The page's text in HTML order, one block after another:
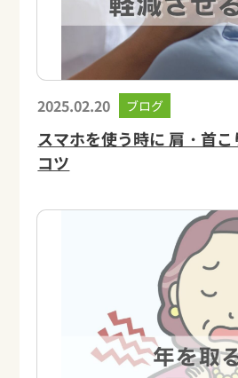
2025.02.20 ブログ
スマホを使う時に 肩・首
コツ